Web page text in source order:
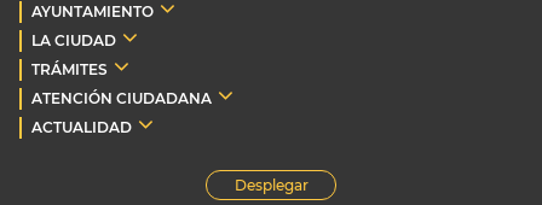
AYUNTAMIENTO
LA CIUDAD
TRÁMITES
ATENCIÓN CIUDADANA
ACTUALIDAD
Desplegar